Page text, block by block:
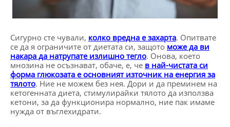
Сигурно сте чували, колко вредна е захарта. Опитвате
се да я ограничите от диетата си, защото може да ви
накара да натрупате излишно тегло. Онова, което
мнозина не осъзнават, обаче, е, че в най-чистата си
форма глюкозата е основният източник на енергия за
тялото. Ние не можем без нея. Дори и да преминем на
кетогенната диета, стимулирайки тялото да използва
кетони, за да функционира нормално, ние пак имаме
нужда от въглехидрати.